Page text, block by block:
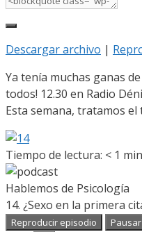
Descargar archivo |
Ya tenía muchas ganas
todos! 12.30 en Radio
Esta semana, tratamos
Tiempo de lectura: < 1
Hablemos de Psicología
14. ¿Sexo en la primera
Reproducir episodio